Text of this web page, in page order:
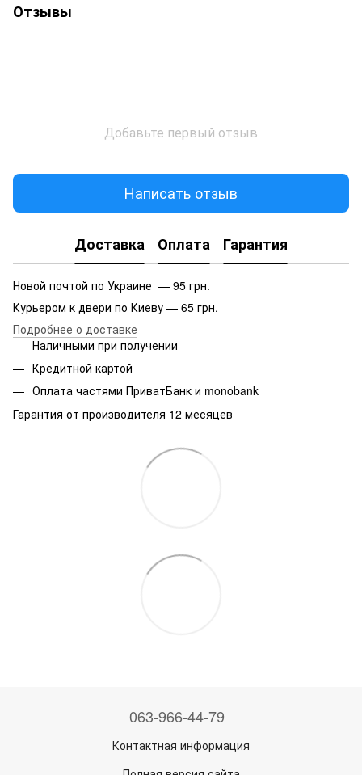
Отзывы
Добавьте первый отзыв
Написать отзыв
Доставка Оплата Гарантия
Новой почтой по Украине — 95 грн.
Курьером к двери по Киеву — 65 грн.
Подробнее о доставке
Наличными при получении
Кредитной картой
Оплата частями ПриватБанк и monobank
Гарантия от производителя 12 месяцев
063-966-44-79
Контактная информация